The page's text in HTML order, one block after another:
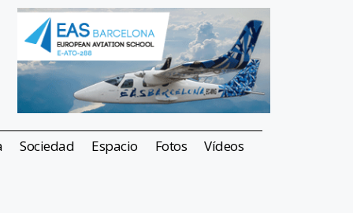
Sociedad Espacio Fotos Vídeos